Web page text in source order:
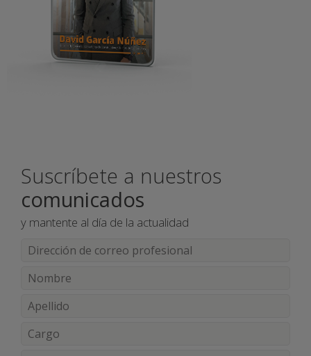
Suscríbete a nuestros
comunicados
y mantente al día de la actualidad